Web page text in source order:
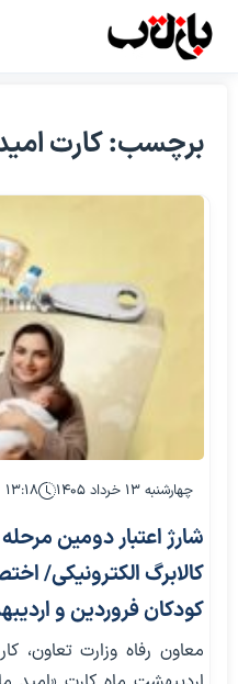
برچسب: کارت
چهارشنبه ۱۳ خرداد ۱۴۰۵ ۱۳:۱۸
شارژ اعتبار دومین
کودکان فروردین و
معاون رفاه وزارت تعاون،